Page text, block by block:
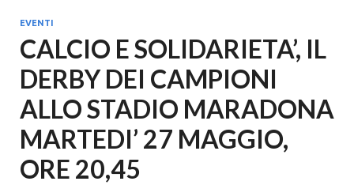
Moda e
Cultura
EVENTI
CALCIO E SOLIDARIETA’, IL
DERBY DEI CAMPIONI
ALLO STADIO MARADONA
MARTEDI’ 27 MAGGIO,
ORE 20,45